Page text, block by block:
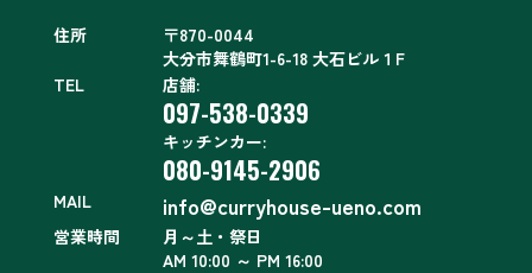
住所
〒870-0044
大分市舞鶴町1-6-18 大石ビル１F
TEL
店舗:
097-538-0339
キッチンカー:
080-9145-2906
MAIL info@curryhouse-ueno.com
営業時間
月～土・祭日
AM 10:00 ～ PM 16:00